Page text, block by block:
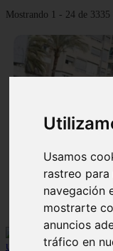
Usamos
rastreo
navegación
mostrarte
anuncios
tráfico en
Mostrando 1 - 24 de
▷ Zona Azul